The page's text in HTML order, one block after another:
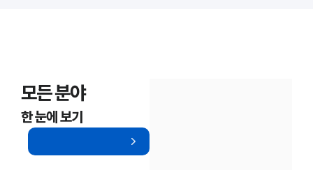
모든 분야
한 눈에 보기